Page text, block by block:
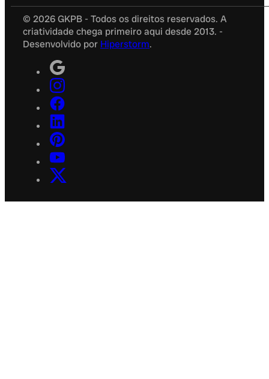
© 2026 GKPB - Todos os direitos reservados. A
criatividade chega primeiro aqui desde 2013. -
Desenvolvido por Hiperstorm.